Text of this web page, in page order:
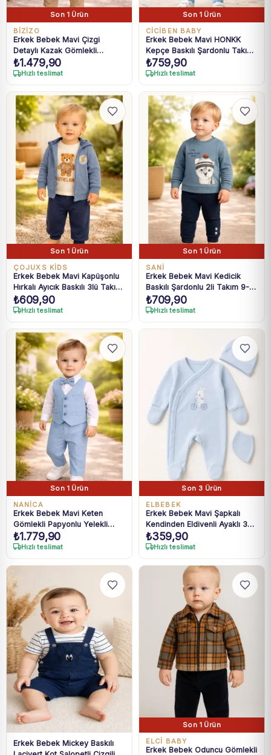
Son 1 Ürün
BİZİZO
Erkek Bebek Mavi Çizgi
Detaylı Kazak Gömlekli
Pantolon Takım 9-24 Ay
₺1.479,90
Hızlı teslimat
Son 1 Ürün
CICIBEN BABY
Erkek Bebek Mavi HONKK
Kepçe Baskılı Şardonlu Takım
6-24 Ay
₺759,90
Hızlı teslimat
Son 1 Ürün
ÇOJUXS KİDS
Erkek Bebek Mavi Kapüşonlu
Hırkalı Ayıcık Baskılı 3lü Takım
6-24 Ay
₺609,90
Hızlı teslimat
Son 1 Ürün
SANI
Erkek Bebek Mavi Kedicik
Baskılı Şardonlu 2li Takım 9-
24 Ay
₺709,90
Hızlı teslimat
Son 1 Ürün
NANICA
Erkek Bebek Mavi Keten
Gömlekli Papyonlu Yelekli
Takım 6-18 Ay
₺1.779,90
Hızlı teslimat
Son 3 Ürün
ELBEBEK
Erkek Bebek Mavi Şapkalı
Kendinden Eldivenli Ayaklı 3
Parça Zıbın Seti 0-3 Ay
₺359,90
Hızlı teslimat
Erkek Bebek Mickey Baskılı
Son 1 Ürün
ELCİ BABY
Erkek Bebek Oduncu Gömlekli